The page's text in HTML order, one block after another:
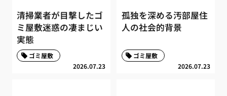
清掃業者が目撃したゴ
ミ屋敷迷惑の凄まじい
実態
2026.07.23
ゴミ屋敷
孤独を深める汚部屋住
人の社会的背景
2026.07.23
ゴミ屋敷